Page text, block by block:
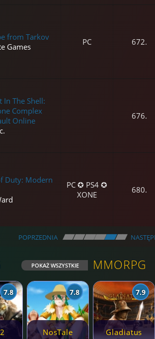
from Tarkov
Games
PC 672.
In The Shell:
Complex
Online
676.
Duty: Modern
PC ✪ PS4 ✪
XONE
680.
POPRZEDNIA \\\\\\\\\\\\
POKAŻ WSZYSTKIE
7.8 7.8
NosTale
MMORPG
7.9
Gladiatus